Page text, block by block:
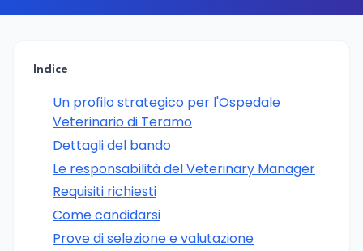
Indice
Un profilo strategico per l'Ospedale
Veterinario di Teramo
Dettagli del bando
Le responsabilità del Veterinary Manager
Requisiti richiesti
Come candidarsi
Prove di selezione e valutazione